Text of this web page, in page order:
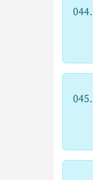
044.
045.